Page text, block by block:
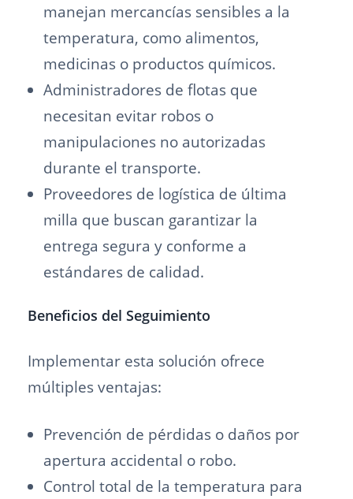
manejan mercancías sensibles a la
temperatura, como alimentos,
medicinas o productos químicos.
Administradores de flotas que
necesitan evitar robos o
manipulaciones no autorizadas
durante el transporte.
Proveedores de logística de última
milla que buscan garantizar la
entrega segura y conforme a
estándares de calidad.
Beneficios del Seguimiento
Implementar esta solución ofrece
múltiples ventajas:
Prevención de pérdidas o daños por
apertura accidental o robo.
Control total de la temperatura para